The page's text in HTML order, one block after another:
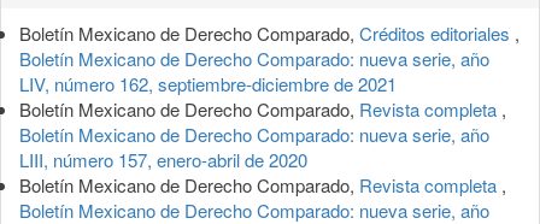
del
artículo
Boletín Mexicano de Derecho Comparado, Créditos editoriales ,
Boletín Mexicano de Derecho Comparado: nueva serie, año
LIV, número 162, septiembre-diciembre de 2021
Boletín Mexicano de Derecho Comparado, Revista completa ,
Boletín Mexicano de Derecho Comparado: nueva serie, año
LIII, número 157, enero-abril de 2020
Boletín Mexicano de Derecho Comparado, Revista completa ,
Boletín Mexicano de Derecho Comparado: nueva serie, año